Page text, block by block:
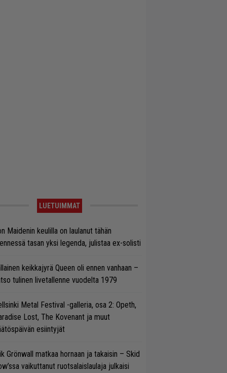
LUETUIMMAT
Maidenin keulilla on laulanut tähän
tasan yksi legenda, julistaa ex-solisti
keikkajyrä Queen oli ennen vanhaan –
tulinen livetallenne vuodelta 1979
Metal Festival -galleria, osa 2: Opeth,
Lost, The Kovenant ja muut
esiintyjät
Grönwall matkaa hornaan ja takaisin – Skid
vaikuttanut ruotsalaislaulaja julkaisi